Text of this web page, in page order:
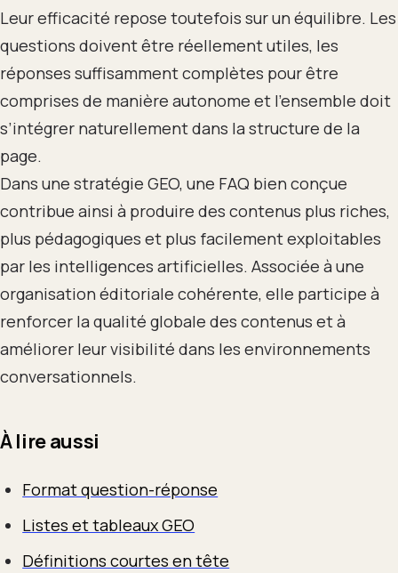
Leur efficacité repose toutefois sur un équilibre. Les
questions doivent être réellement utiles, les
réponses suffisamment complètes pour être
comprises de manière autonome et l’ensemble doit
s’intégrer naturellement dans la structure de la
page.
Dans une stratégie GEO, une FAQ bien conçue
contribue ainsi à produire des contenus plus riches,
plus pédagogiques et plus facilement exploitables
par les intelligences artificielles. Associée à une
organisation éditoriale cohérente, elle participe à
renforcer la qualité globale des contenus et à
améliorer leur visibilité dans les environnements
conversationnels.
À lire aussi
Format question-réponse
Listes et tableaux GEO
Définitions courtes en tête